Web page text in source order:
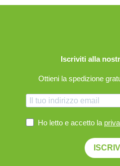
Iscriviti alla
Ottieni la spedizione
Ho letto e accetto la